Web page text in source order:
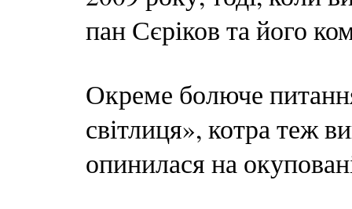
пан Сєріков та його
Окреме болюче
світлиця», котра теж
опинилася на